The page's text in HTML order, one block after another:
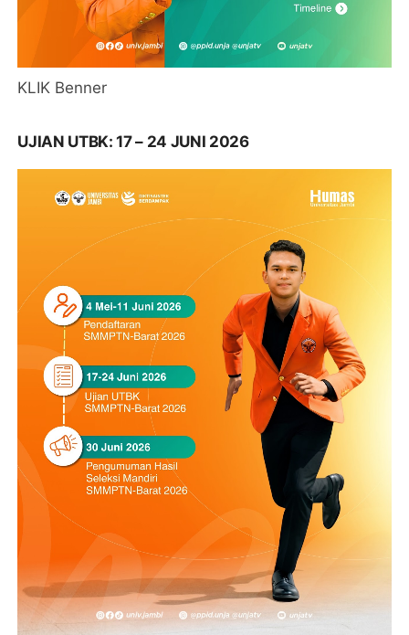
KLIK Benner
UJIAN UTBK: 17 – 24 JUNI 2026